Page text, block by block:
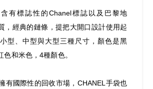
有標誌性的Chanel標誌以及巴黎地
，經典的鏈條，提把大開口設計使用起
型、中型與大型三種尺寸，顏色是黑
色和米色，4種顏色。
有國際性的回收市場，CHANEL手袋也